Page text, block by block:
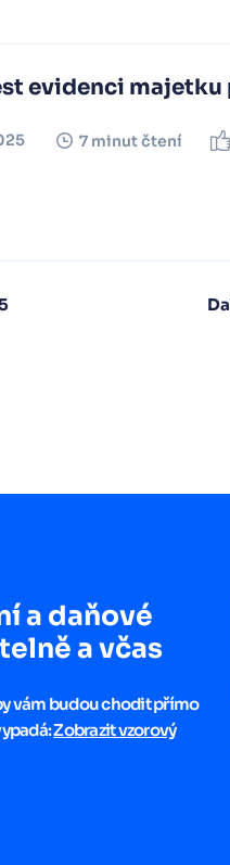
evidenci
7 minut čtení
a daňové
a včas
vám budou chodit přímo
Zobrazit vzorový